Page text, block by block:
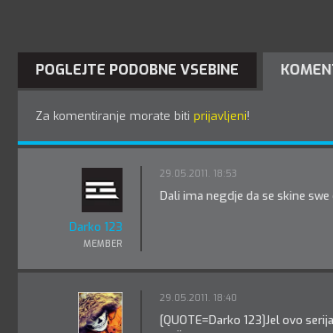
POGLEJTE PODOBNE VSEBINE
Za komentiranje morate biti prijavljeni!
Darko 123
MEMBER
29.05.2011. 18:53
Dali ima negdje da se skine
29.05.2011. 18:40
[QUOTE=Darko 123]Jel ovo